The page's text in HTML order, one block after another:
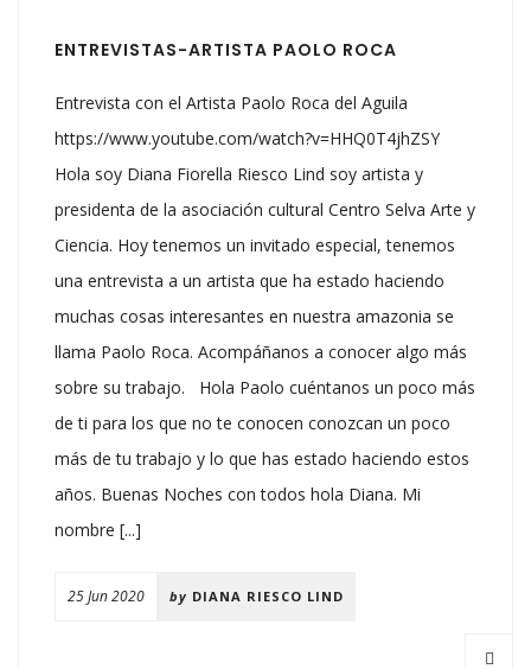
ENTREVISTAS-ARTISTA PAOLO ROCA
Entrevista con el Artista Paolo Roca del Aguila
https://www.youtube.com/watch?v=HHQ0T4jhZSY
Hola soy Diana Fiorella Riesco Lind soy artista y
presidenta de la asociación cultural Centro Selva Arte y
Ciencia. Hoy tenemos un invitado especial, tenemos
una entrevista a un artista que ha estado haciendo
muchas cosas interesantes en nuestra amazonia se
llama Paolo Roca. Acompáñanos a conocer algo más
sobre su trabajo. Hola Paolo cuéntanos un poco más
de ti para los que no te conocen conozcan un poco
más de tu trabajo y lo que has estado haciendo estos
años. Buenas Noches con todos hola Diana. Mi
nombre [...]
25 Jun 2020 by DIANA RIESCO LIND